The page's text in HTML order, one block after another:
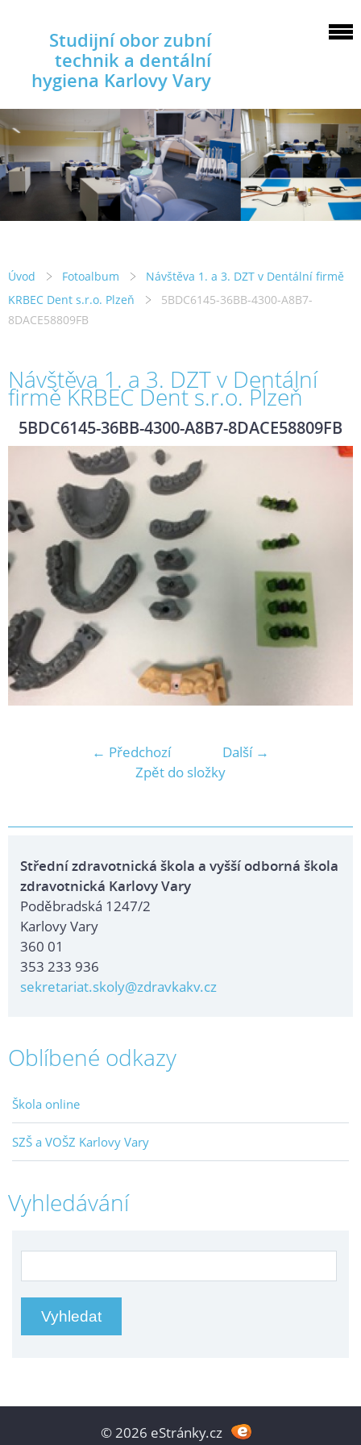
Studijní obor zubní
technik a dentální
hygiena Karlovy Vary
Úvod Fotoalbum
Návštěva 1. a 3. DZT v Dentální firmě
KRBEC Dent s.r.o. Plzeň
5BDC6145-36BB-4300-A8B7-
8DACE58809FB
Návštěva 1. a 3. DZT v Dentální
firmě KRBEC Dent s.r.o. Plzeň
5BDC6145-36BB-4300-A8B7-8DACE58809FB
← Předchozí
Další →
Zpět do složky
Střední zdravotnická škola a vyšší odborná škola
zdravotnická Karlovy Vary
Poděbradská 1247/2
Karlovy Vary
360 01
353 233 936
sekretariat.skoly@zdravkakv.cz
Oblíbené odkazy
Škola online
SZŠ a VOŠZ Karlovy Vary
Vyhledávání
© 2026 eStránky.cz